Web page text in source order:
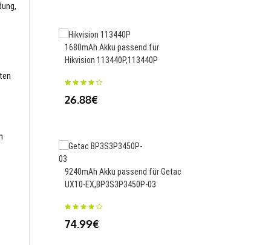
1680mAh Akku passend für
Hikvision 113440P,113440P
26.88€
9240mAh Akku passend für Getac
UX10-EX,BP3S3P3450P-03
74.99€